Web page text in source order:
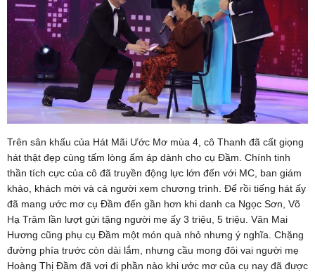
Trên sân khấu của Hát Mãi Ước Mơ mùa 4, cô Thanh đã cất giọng
hát thật đẹp cùng tấm lòng ấm áp dành cho cụ Đầm. Chính tinh
thần tích cực của cô đã truyền động lực lớn đến với MC, ban giám
khảo, khách mời và cả người xem chương trình. Để rồi tiếng hát ấy
đã mang ước mơ cụ Đầm đến gần hơn khi danh ca Ngọc Sơn, Võ
Hạ Trâm lần lượt gửi tặng người mẹ ấy 3 triệu, 5 triệu. Văn Mai
Hương cũng phụ cụ Đầm một món quà nhỏ nhưng ý nghĩa. Chặng
đường phía trước còn dài lắm, nhưng cầu mong đôi vai người mẹ
Hoàng Thị Đầm đã vơi đi phần nào khi ước mơ của cụ nay đã được